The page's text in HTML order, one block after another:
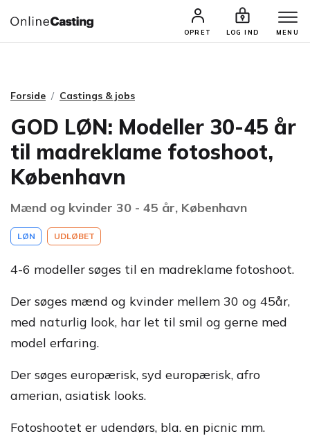
OPRET LOG IND MENU
CASTINGS & JOBS SØG PROFIL
Forside Castings & jobs
GOD LØN: Modeller 30-45 år
til madreklame fotoshoot,
København
Mænd og kvinder 30 - 45 år, København
LØN UDLØBET
4-6 modeller søges til en madreklame fotoshoot.
Der søges mænd og kvinder mellem 30 og 45år,
med naturlig look, har let til smil og gerne med
model erfaring.
Der søges europærisk, syd europærisk, afro
amerian, asiatisk looks.
Fotoshootet er udendørs, bla. en picnic mm.